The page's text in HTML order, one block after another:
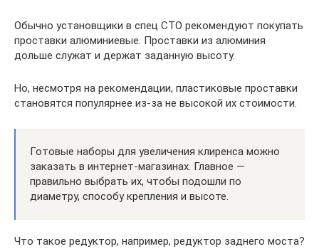
Обычно установщики в спец СТО рекомендуют покупать
проставки алюминиевые. Проставки из алюминия
дольше служат и держат заданную высоту.
Но, несмотря на рекомендации, пластиковые проставки
становятся популярнее из-за не высокой их стоимости.
Готовые наборы для увеличения клиренса можно
заказать в интернет-магазинах. Главное —
правильно выбрать их, чтобы подошли по
диаметру, способу крепления и высоте.
Что такое редуктор, например, редуктор заднего моста?